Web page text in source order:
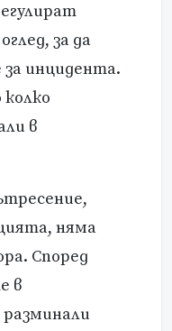
за да
инцидента.
в
няма
Според
в